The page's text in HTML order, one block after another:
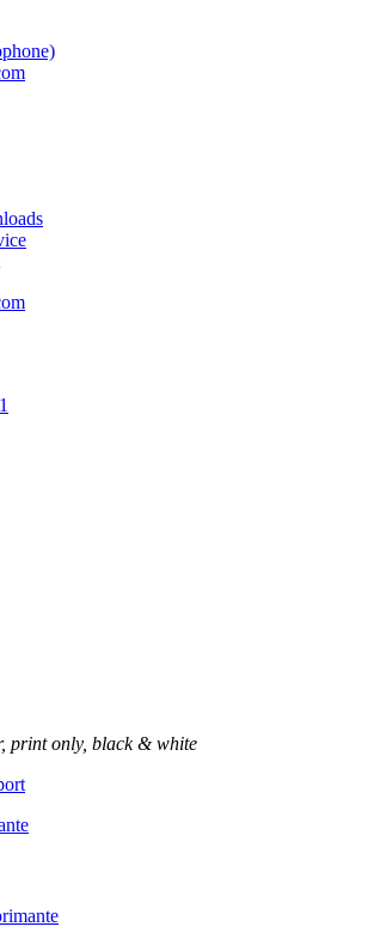
print only, black & white